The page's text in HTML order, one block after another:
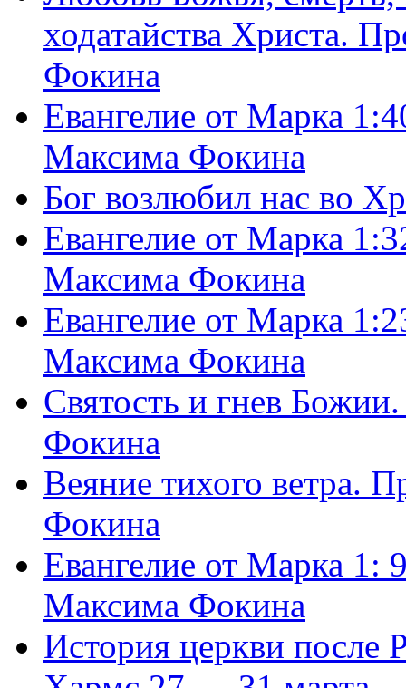
ходатайства Христа.
Фокина
Евангелие от Марка
Максима Фокина
Бог возлюбил нас во
Евангелие от Марка
Максима Фокина
Евангелие от Марка
Максима Фокина
Святость и гнев
Фокина
Веяние тихого ветра.
Фокина
Евангелие от Марка 1:
Максима Фокина
История церкви